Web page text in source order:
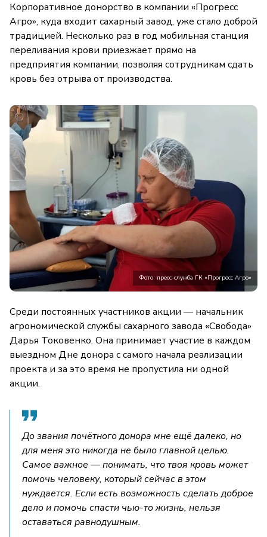
Корпоративное донорство в компании «Прогресс
Агро», куда входит сахарный завод, уже стало доброй
традицией. Несколько раз в год мобильная станция
переливания крови приезжает прямо на
предприятия компании, позволяя сотрудникам сдать
кровь без отрыва от производства.
Фото: пресс-служба ГК «Прогресс Агро»
Среди постоянных участников акции — начальник
агрономической службы сахарного завода «Свобода»
Дарья Токовенко. Она принимает участие в каждом
выездном Дне донора с самого начала реализации
проекта и за это время не пропустила ни одной
акции.
До звания почётного донора мне ещё далеко, но
для меня это никогда не было главной целью.
Самое важное — понимать, что твоя кровь может
помочь человеку, который сейчас в этом
нуждается. Если есть возможность сделать доброе
дело и помочь спасти чью-то жизнь, нельзя
оставаться равнодушным.